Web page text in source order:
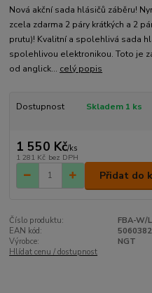
Nová akční sada hlásičů záběru!
zcela zdarma 2 páry krátkých a 2
prutu)! Kvalitní a spolehlivá sada
spolehlivou elektronikou. Toto je
od anglick... celý popis
Dostupnost Skladem 1 ks
1 550 Kč/ks
1 281 Kč bez DPH
Přidat do
Číslo produktu:
FBA-W/
EAN kód:
Výrobce:
NGT
Hlídat cenu / dostupnost